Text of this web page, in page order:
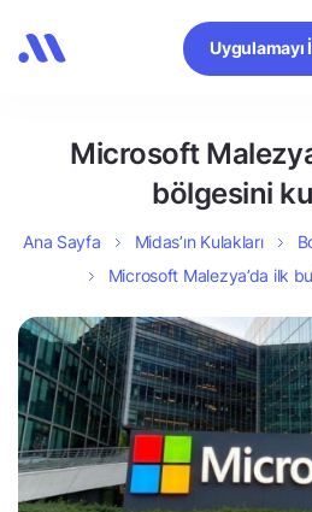
Uygulamayı
Microsoft
bölgesini
Ana Sayfa Midas’ın Kulakları
Microsoft Malezya’da ilk